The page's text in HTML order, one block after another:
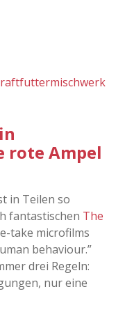
Dropdown-
Menü
öffnen
Bluesky
rote Ampel
in Teilen so
fantastischen The
take microfilms
behaviour.”
drei Regeln:
nur eine